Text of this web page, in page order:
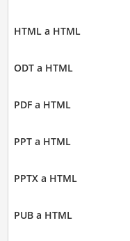
HTML a HTML
ODT a HTML
PDF a HTML
PPT a HTML
PPTX a HTML
PUB a HTML